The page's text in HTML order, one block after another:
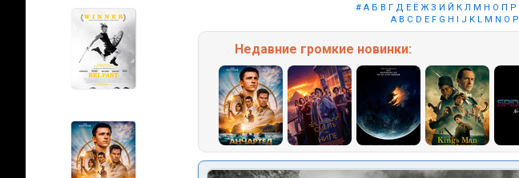
# А Б В Г Д Е Ё Ж З И Й К Л М Н О П Р
A B C D E F G H I J K L M N O P
Недавние громкие новинки: